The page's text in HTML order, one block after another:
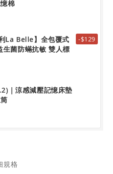
棉
La Belle】全包覆式
生菌防蟎抗敏 雙人標
-$129
｜涼感減壓記憶床墊
規格